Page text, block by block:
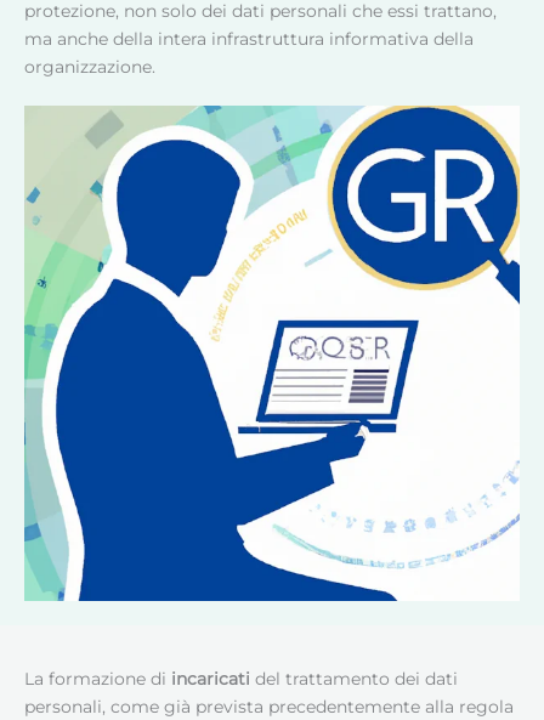
protezione, non solo dei dati personali che essi trattano,
ma anche della intera infrastruttura informativa della
organizzazione.
La formazione di incaricati del trattamento dei dati
personali, come già prevista precedentemente alla regola